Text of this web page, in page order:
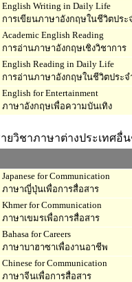
English Writing in Daily Life
การเขียนภาษาอังกฤษในชีวิตประ
Academic English Reading
การอ่านภาษาอังกฤษเชิงวิชาการ
English Reading in Daily Life
การอ่านภาษาอังกฤษในชีวิตประจ
English for Entertainment
ภาษาอังกฤษเพื่อความบันเทิง
ยวิชาภาษาต่างประเทศอื่
Japanese for Communication
ภาษาญี่ปุ่นเพื่อการสื่อสาร
Khmer for Communication
ภาษาเขมรเพื่อการสื่อสาร
Bahasa for Careers
ภาษาบาฮาซาเพื่องานอาชีพ
Chinese for Communication
ภาษาจีนเพื่อการสื่อสาร